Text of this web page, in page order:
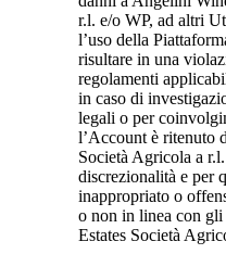
r.l. e/o WP, ad altri
l’uso della
risultare in una
regolamenti
in caso di
legali o per
l’Account è ritenuto
Società Agricola a r.l.
discrezionalità e per
inappropriato o
o non in linea con gli
Estates Società